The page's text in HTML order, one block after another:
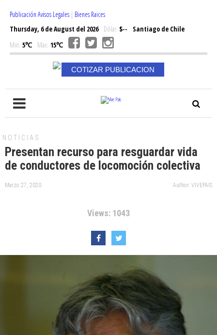
Publicación Avisos Legales | Bienes Raices
Thursday, 6 de August del 2026Dólar: $--
Santiago de Chile
Min: 5℃ Max: 15℃
COTIZAR PUBLICACION
NOTICIAS
Presentan recurso para resguardar vida
de conductores de locomoción colectiva
Marzo 27, 2020 Author: VIVEPAIS
Views: 1043